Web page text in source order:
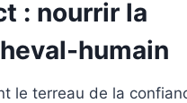
: nourrir la
humain
le terreau de la